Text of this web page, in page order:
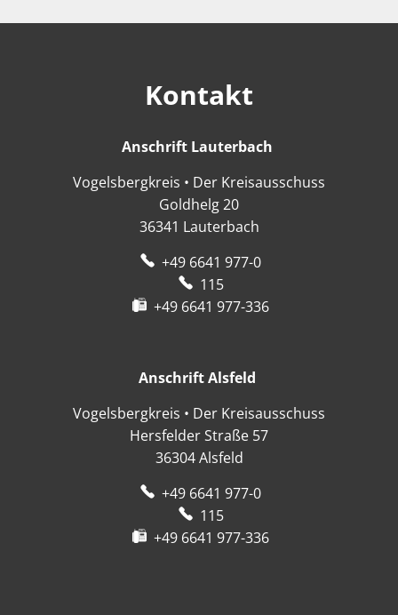
Kontakt
Anschrift Lauterbach
Vogelsbergkreis • Der Kreisausschuss
Goldhelg 20
36341 Lauterbach
+49 6641 977-0
115
+49 6641 977-336
Anschrift Alsfeld
Vogelsbergkreis • Der Kreisausschuss
Hersfelder Straße 57
36304 Alsfeld
+49 6641 977-0
115
+49 6641 977-336